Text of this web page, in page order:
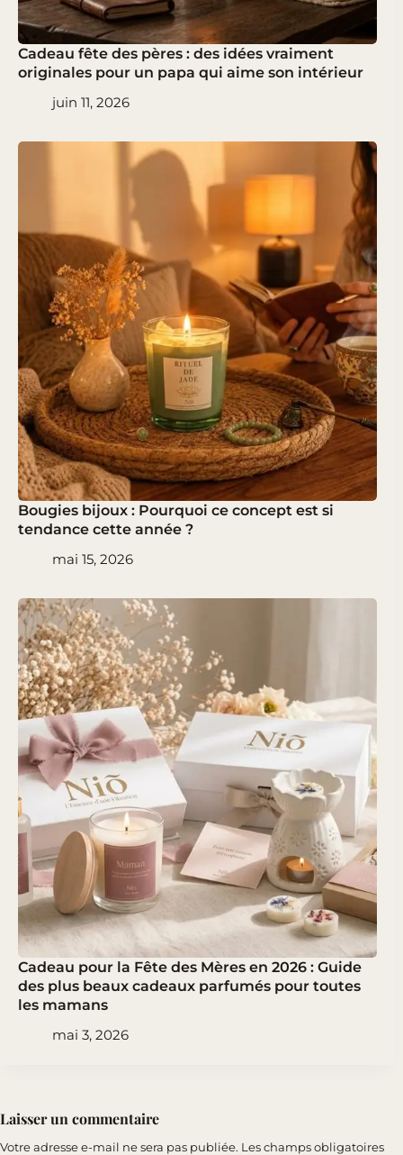
Cadeau fête des pères : des idées vraiment
originales pour un papa qui aime son intérieur
juin 11, 2026
Bougies bijoux : Pourquoi ce concept est si
tendance cette année ?
mai 15, 2026
Cadeau pour la Fête des Mères en 2026 : Guide
des plus beaux cadeaux parfumés pour toutes
les mamans
mai 3, 2026
Laisser un commentaire
Votre adresse e-mail ne sera pas publiée. Les champs obligatoires